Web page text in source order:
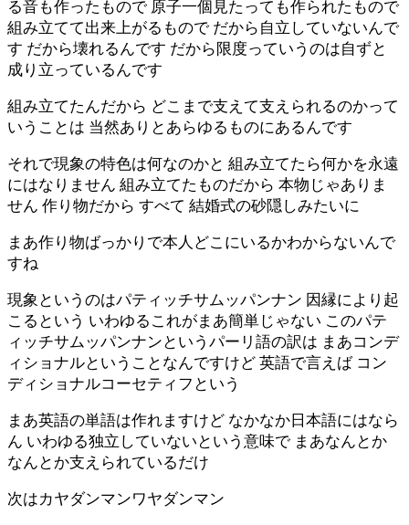
る音も作ったもので 原子一個見たっても作られたもので
組み立てて出来上がるもので だから自立していないんで
す だから壊れるんです だから限度っていうのは自ずと
成り立っているんです
組み立てたんだから どこまで支えて支えられるのかって
いうことは 当然ありとあらゆるものにあるんです
それで現象の特色は何なのかと 組み立てたら何かを永遠
にはなりません 組み立てたものだから 本物じゃありま
せん 作り物だから すべて 結婚式の砂隠しみたいに
まあ作り物ばっかりで本人どこにいるかわからないんで
すね
現象というのはパティッチサムッパンナン 因縁により起
こるという いわゆるこれがまあ簡単じゃない このパテ
ィッチサムッパンナンというパーリ語の訳は まあコンデ
ィショナルということなんですけど 英語で言えば コン
ディショナルコーセティフという
まあ英語の単語は作れますけど なかなか日本語にはなら
ん いわゆる独立していないという意味で まあなんとか
なんとか支えられているだけ
次はカヤダンマンワヤダンマン